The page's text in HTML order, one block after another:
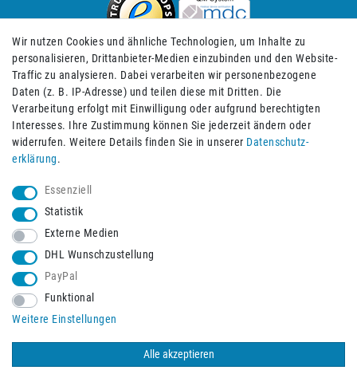
Impressum Daten­schutz­erklärung AGB
© 2026 Burbach+Goetz Deutsche Sanitätshaus GmbH
Wir nutzen Cookies und ähnliche Technologien, um Inhalte zu
personalisieren, Drittanbieter-Medien einzubinden und den Website-
Traffic zu analysieren. Dabei verarbeiten wir personenbezogene
Daten (z. B. IP-Adresse) und teilen diese mit Dritten. Die
Verarbeitung erfolgt mit Einwilligung oder aufgrund berechtigten
Interesses. Ihre Zustimmung können Sie jederzeit ändern oder
widerrufen. Weitere Details finden Sie in unserer Daten­schutz­
erklärung.
Essenziell
Statistik
Externe Medien
DHL Wunschzustellung
PayPal
Funktional
Weitere Einstellungen
Alle akzeptieren